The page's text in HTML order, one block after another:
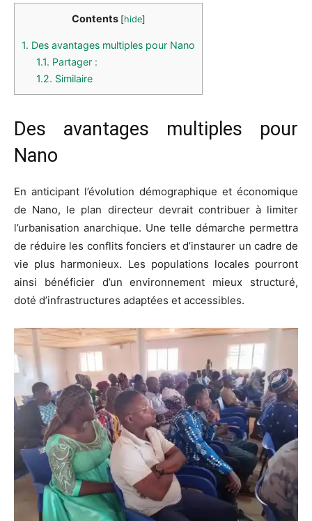
Contents [hide]
1. Des avantages multiples pour Nano
1.1. Partager :
1.2. Similaire
Des avantages multiples pour
Nano
En anticipant l’évolution démographique et économique
de Nano, le plan directeur devrait contribuer à limiter
l’urbanisation anarchique. Une telle démarche permettra
de réduire les conflits fonciers et d’instaurer un cadre de
vie plus harmonieux. Les populations locales pourront
ainsi bénéficier d’un environnement mieux structuré,
doté d’infrastructures adaptées et accessibles.